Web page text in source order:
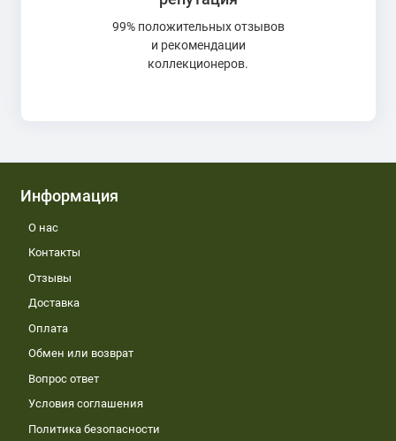
99% положительных отзывов
и рекомендации
коллекционеров.
Информация
О нас
Контакты
Отзывы
Доставка
Оплата
Обмен или возврат
Вопрос ответ
Условия соглашения
Политика безопасности